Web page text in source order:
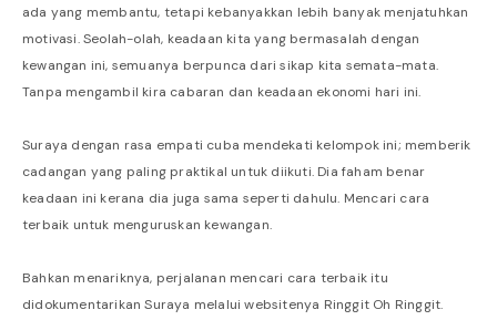
ada yang membantu, tetapi kebanyakkan lebih banyak menjatuhkan
motivasi. Seolah-olah, keadaan kita yang bermasalah dengan
kewangan ini, semuanya berpunca dari sikap kita semata-mata.
Tanpa mengambil kira cabaran dan keadaan ekonomi hari ini.
Suraya dengan rasa empati cuba mendekati kelompok ini; memberik
cadangan yang paling praktikal untuk diikuti. Dia faham benar
keadaan ini kerana dia juga sama seperti dahulu. Mencari cara
terbaik untuk menguruskan kewangan.
Bahkan menariknya, perjalanan mencari cara terbaik itu
didokumentarikan Suraya melalui websitenya Ringgit Oh Ringgit.